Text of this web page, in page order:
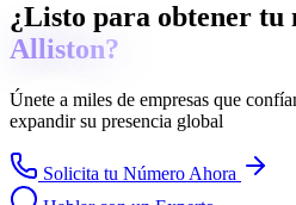
¿Listo para obtener
Alliston?
Únete a miles de empresas que
expandir su presencia global
Solicita tu Número Ahora